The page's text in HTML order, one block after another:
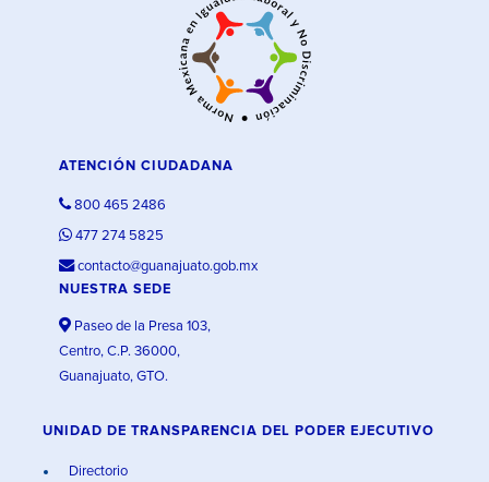
ATENCIÓN CIUDADANA
800 465 2486
477 274 5825
contacto@guanajuato.gob.mx
NUESTRA SEDE
Paseo de la Presa 103,
Centro, C.P. 36000,
Guanajuato, GTO.
UNIDAD DE TRANSPARENCIA DEL PODER EJECUTIVO
Directorio